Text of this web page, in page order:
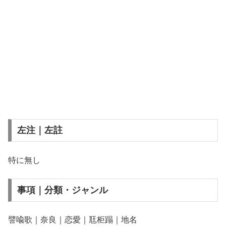
左注｜左註
特に無し
事項｜分類・ジャンル
譬喩歌｜奈良｜恋愛｜尫柜蹋｜地名